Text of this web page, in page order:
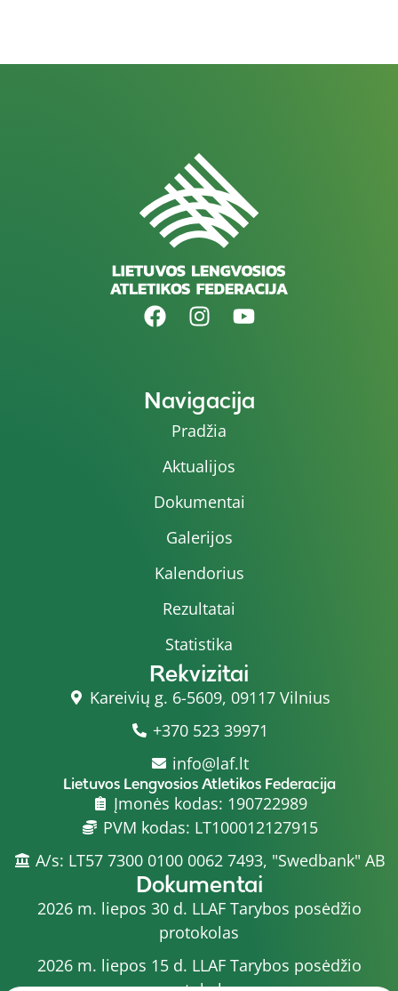
Navigacija
Pradžia
Aktualijos
Dokumentai
Galerijos
Kalendorius
Rezultatai
Statistika
Rekvizitai
Kareivių g. 6-5609, 09117 Vilnius
+370 523 39971
info@laf.lt
Lietuvos Lengvosios Atletikos Federacija
Įmonės kodas: 190722989
PVM kodas: LT100012127915
A/s: LT57 7300 0100 0062 7493, "Swedbank" AB
Dokumentai
2026 m. liepos 30 d. LLAF Tarybos posėdžio
protokolas
2026 m. liepos 15 d. LLAF Tarybos posėdžio